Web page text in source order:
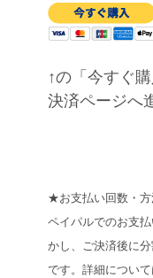
↑の「今すぐ
決済ページへ
★お支払い回数・方
ペイパルでのお支
かし、ご決済後に
です。詳細につい